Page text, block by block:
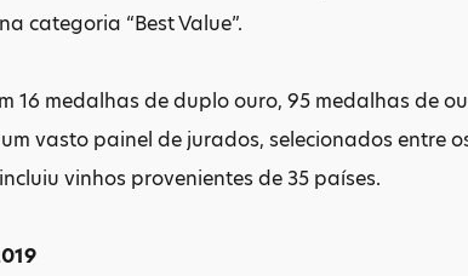
categoria “Best Value”.
16 medalhas de duplo ouro, 95 medalhas de
vasto painel de jurados, selecionados entre
vinhos provenientes de 35 países.